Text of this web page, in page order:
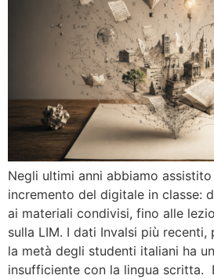
Negli ultimi anni abbiamo
incremento del digitale in classe:
ai materiali condivisi, fino alle
sulla LIM. I dati Invalsi più
la metà degli studenti italiani ha
insufficiente con la lingua scritta.